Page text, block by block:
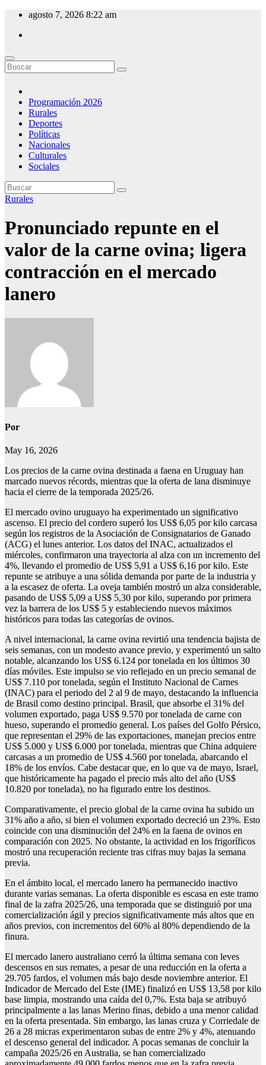
Saltar
contenido
agosto 7, 2026 8:22 am
CW 54 Emisora del Este
Desde Minas - Uruguay
Programación 2026
Rurales
Deportes
Políticas
Nacionales
Culturales
Sociales
Rurales
Pronunciado repunte en el
valor de la carne ovina; ligera
contracción en el mercado
lanero
Por
May 16, 2026
Los precios de la carne ovina destinada a faena en Uruguay han
marcado nuevos récords, mientras que la oferta de lana disminuye
hacia el cierre de la temporada 2025/26.
El mercado ovino uruguayo ha experimentado un significativo
ascenso. El precio del cordero superó los US$ 6,05 por kilo carcasa
según los registros de la Asociación de Consignatarios de Ganado
(ACG) el lunes anterior. Los datos del INAC, actualizados el
miércoles, confirmaron una trayectoria al alza con un incremento del
4%, llevando el promedio de US$ 5,91 a US$ 6,16 por kilo. Este
repunte se atribuye a una sólida demanda por parte de la industria y
a la escasez de oferta. La oveja también mostró un alza considerable,
pasando de US$ 5,09 a US$ 5,30 por kilo, superando por primera
vez la barrera de los US$ 5 y estableciendo nuevos máximos
históricos para todas las categorías de ovinos.
A nivel internacional, la carne ovina revirtió una tendencia bajista de
seis semanas, con un modesto avance previo, y experimentó un salto
notable, alcanzando los US$ 6.124 por tonelada en los últimos 30
días móviles. Este impulso se vio reflejado en un precio semanal de
US$ 7.110 por tonelada, según el Instituto Nacional de Carnes
(INAC) para el periodo del 2 al 9 de mayo, destacando la influencia
de Brasil como destino principal. Brasil, que absorbe el 31% del
volumen exportado, paga US$ 9.570 por tonelada de carne con
hueso, superando el promedio general. Los países del Golfo Pérsico,
que representan el 29% de las exportaciones, manejan precios entre
US$ 5.000 y US$ 6.000 por tonelada, mientras que China adquiere
carcasas a un promedio de US$ 4.560 por tonelada, abarcando el
18% de los envíos. Cabe destacar que, en lo que va de mayo, Israel,
que históricamente ha pagado el precio más alto del año (US$
10.820 por tonelada), no ha figurado entre los destinos.
Comparativamente, el precio global de la carne ovina ha subido un
31% año a año, si bien el volumen exportado decreció un 23%. Esto
coincide con una disminución del 24% en la faena de ovinos en
comparación con 2025. No obstante, la actividad en los frigoríficos
mostró una recuperación reciente tras cifras muy bajas la semana
previa.
En el ámbito local, el mercado lanero ha permanecido inactivo
durante varias semanas. La oferta disponible es escasa en este tramo
final de la zafra 2025/26, una temporada que se distinguió por una
comercialización ágil y precios significativamente más altos que en
años previos, con incrementos del 60% al 80% dependiendo de la
finura.
El mercado lanero australiano cerró la última semana con leves
descensos en sus remates, a pesar de una reducción en la oferta a
29.705 fardos, el volumen más bajo desde noviembre anterior. El
Indicador de Mercado del Este (IME) finalizó en US$ 13,58 por kilo
base limpia, mostrando una caída del 0,7%. Esta baja se atribuyó
principalmente a las lanas Merino finas, debido a una menor calidad
en la oferta presentada. Sin embargo, las lanas cruza y Corriedale de
26 a 28 micras experimentaron subas de entre 2% y 4%, atenuando
el descenso general del indicador. A pocas semanas de concluir la
campaña 2025/26 en Australia, se han comercializado